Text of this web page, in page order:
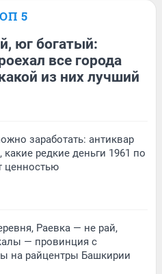
5
юг богатый:
все города
из них лучший
заработать: антиквар
редкие деньги 1961 по
ценностью
Раевка — не рай,
— провинция с
на райцентры Башкирии